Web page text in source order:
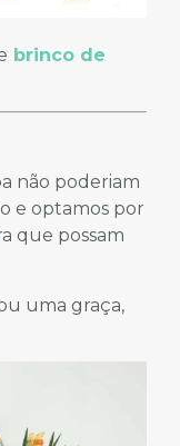
brinco de
não poderiam
e optamos por
que possam
uma graça,